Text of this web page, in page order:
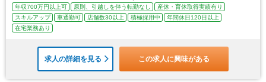
年収700万円以上可 原則、引越しを伴う転勤なし
産休・育休取得実績有り
スキルアップ
車通勤可 店舗数30以上 積極採用中
年間休日120日以上
在宅業務あり
求人の詳細を見る この求人に興味がある